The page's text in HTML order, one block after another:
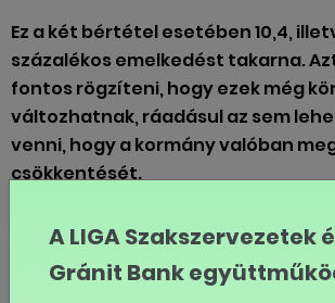
Ez a két bértétel esetében 10,4,
százalékos emelkedést takarna.
fontos rögzíteni, hogy ezek még
változhatnak, ráadásul az sem
venni, hogy a kormány valóban
csökkentését.
https://mosthir.hu/magyarorszag/
minimalber-berminimum-szocho-
A LIGA Szakszervezetek
Gránit Bank